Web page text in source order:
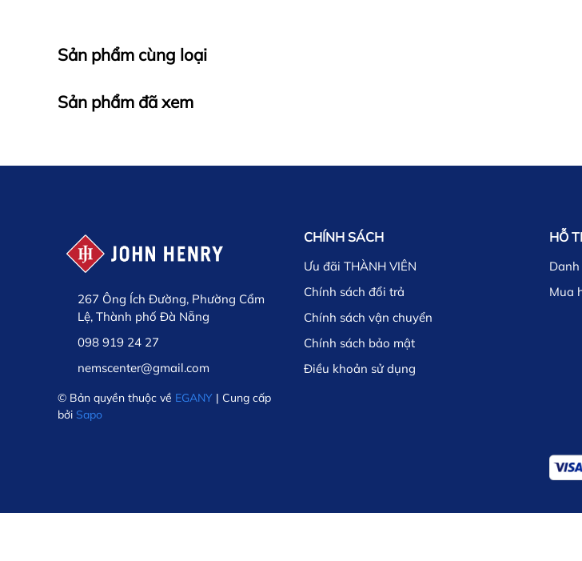
Sản phẩm cùng loại
Sản phẩm đã xem
267 Ông Ích Đường, Phường Cẩm
Lệ, Thành phố Đà Nẵng
098 919 24 27
nemscenter@gmail.com
© Bản quyền thuộc về EGANY | Cung cấp
bởi Sapo
CHÍNH SÁCH
Ưu đãi THÀNH VIÊN
Chính sách đổi trả
Chính sách vận chuyển
Chính sách bảo mật
Điều khoản sử dụng
HỖ
Mua